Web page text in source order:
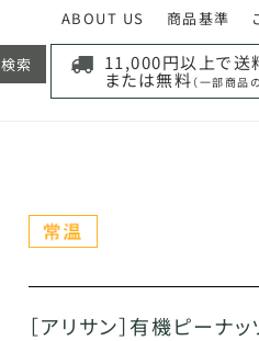
ABOUT US 商品基準
11,000円以上で送
または無料 （一部商品の
検索
［アリサン］有機ピーナ